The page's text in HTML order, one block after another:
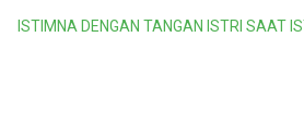
ISTIMNA DENGAN TANGAN ISTRI SAAT